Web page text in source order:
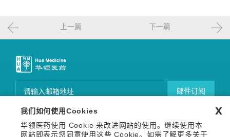
上一篇 下一篇
邮件订阅
关注我们
Copyright © 2026 华领医药技术（上海）有限公司 沪网药械
信备字【2026】000123号
我们如何使用Cookies
华领医药使用 Cookie 来改进网站的使用。继续使用本
网站即表示您同意使用这些 Cookie。如需了解更多关于
x